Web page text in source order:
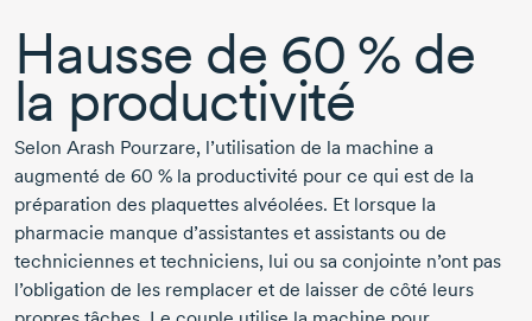
Hausse de 60 % de
la productivité
Selon Arash Pourzare, l’utilisation de la machine a
augmenté de 60 % la productivité pour ce qui est de la
préparation des plaquettes alvéolées. Et lorsque la
pharmacie manque d’assistantes et assistants ou de
techniciennes et techniciens, lui ou sa conjointe n’ont pas
l’obligation de les remplacer et de laisser de côté leurs